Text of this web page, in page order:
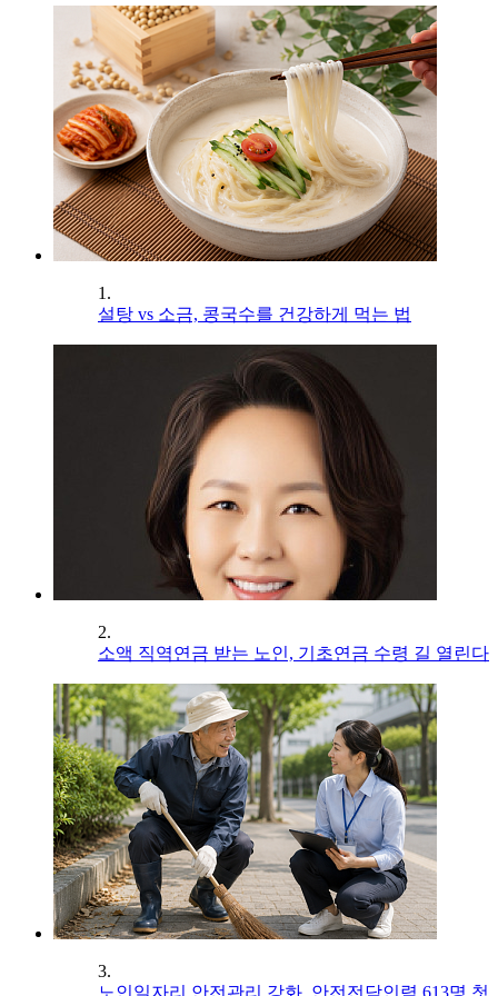
1.
설탕 vs 소금, 콩국수를 건강하게 먹는 법
2.
소액 직역연금 받는 노인, 기초연금 수령 길 열린다
3.